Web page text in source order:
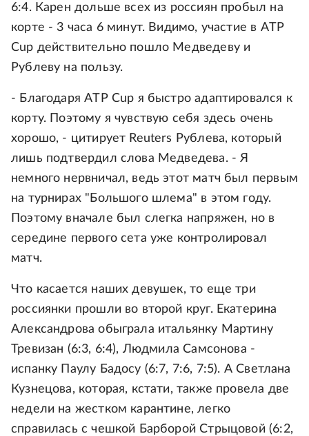
6:4. Карен дольше всех из россиян пробыл на
корте - 3 часа 6 минут. Видимо, участие в ATP
Cup действительно пошло Медведеву и
Рублеву на пользу.
- Благодаря ATP Cup я быстро адаптировался к
корту. Поэтому я чувствую себя здесь очень
хорошо, - цитирует Reuters Рублева, который
лишь подтвердил слова Медведева. - Я
немного нервничал, ведь этот матч был первым
на турнирах "Большого шлема" в этом году.
Поэтому вначале был слегка напряжен, но в
середине первого сета уже контролировал
матч.
Что касается наших девушек, то еще три
россиянки прошли во второй круг. Екатерина
Александрова обыграла итальянку Мартину
Тревизан (6:3, 6:4), Людмила Самсонова -
испанку Паулу Бадосу (6:7, 7:6, 7:5). А Светлана
Кузнецова, которая, кстати, также провела две
недели на жестком карантине, легко
справилась с чешкой Барборой Стрыцовой (6:2,